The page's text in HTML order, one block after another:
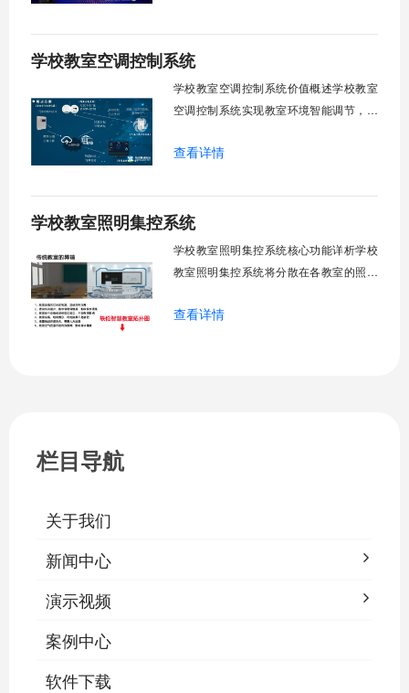
能智慧校园生态升级。智能光感调节1. 动
态光照追踪实时捕捉室外照度参数。光照
学校教室空调控制系统
学校教室空调控制系统价值概述学校教室
空调控制系统实现教室环境智能调节，提
管理全校空调设备，远程监控运行状态，
警。管理人员通过平台统一管控，减少人
工巡检工作量，延长设备使用寿命，节约
查看详情
学校教室照明集控系统
学校教室照明集控系统核心功能详析学校
教室照明集控系统将分散在各教室的照明
关、按需调光、定时策略、能耗监测、故
查看详情
栏目导航
关于我们
新闻中心
演示视频
案例中心
软件下载